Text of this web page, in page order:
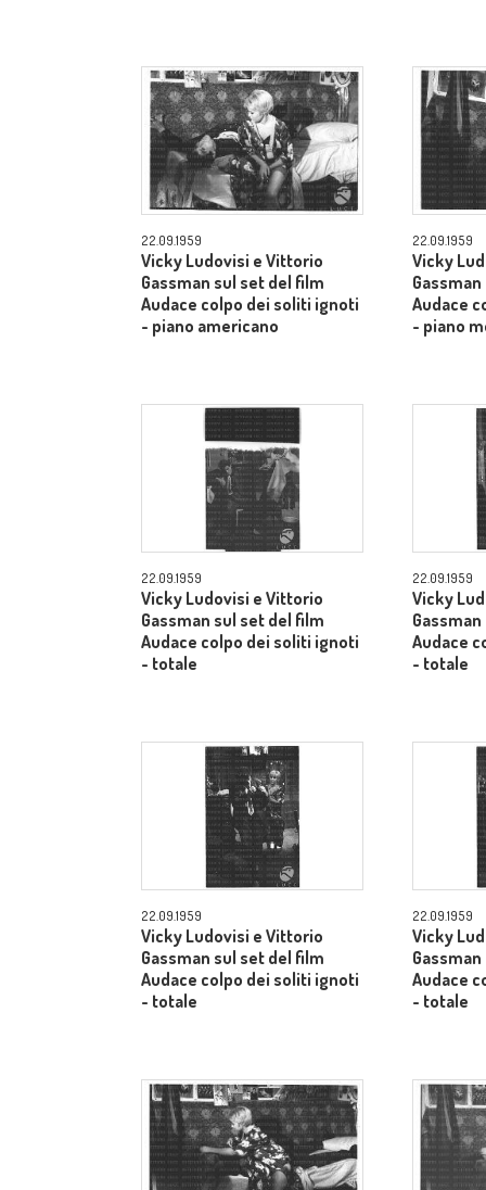
22.09.1959
Vicky Ludovisi e Vittorio
Gassman sul set del film
Audace colpo dei soliti ignoti
- piano americano
22.09.1959
Vicky
Audace
- piano
22.09.1959
Vicky Ludovisi e Vittorio
Gassman sul set del film
Audace colpo dei soliti ignoti
- totale
22.09.1959
Vicky
Audace
- totale
22.09.1959
Vicky Ludovisi e Vittorio
Gassman sul set del film
Audace colpo dei soliti ignoti
- totale
22.09.1959
Vicky
Audace
- totale